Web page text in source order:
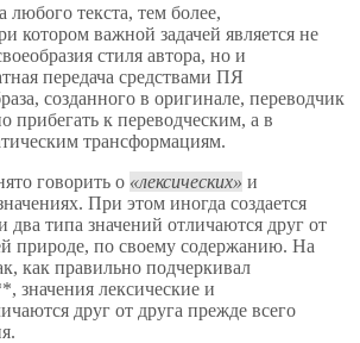
любого текста, тем более,
котором важной задачей является не
стиля автора, но и
передача средствами ПЯ
созданного в оригинале, переводчик
прибегать к переводческим, а в
трансформациям.
говорить о
лексических
и
При этом иногда создается
два типа значений отличаются друг от
природе, по своему содержанию. На
как правильно подчеркивал
лексические и
друг от друга прежде всего